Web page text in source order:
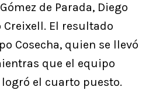
de Parada, Diego
Creixell. El resultado
Cosecha, quien se llevó
que el equipo
el cuarto puesto.